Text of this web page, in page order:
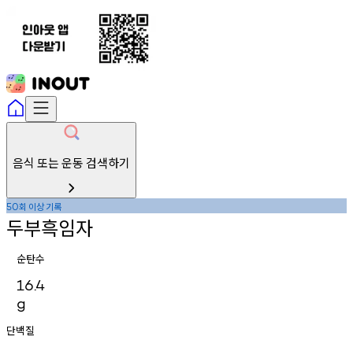
음식 또는 운동 검색하기
50회 이상기록
두부흑임자
순탄수
16.4
g
단백질